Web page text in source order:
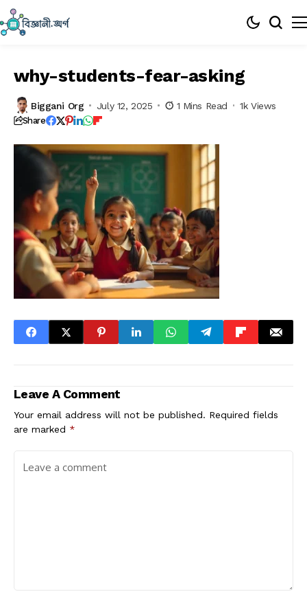
why-students-fear-asking
Biggani Org July 12, 2025 1 Mins Read 1k Views
Share
Leave A Comment
Your email address will not be published. Required fields
are marked *